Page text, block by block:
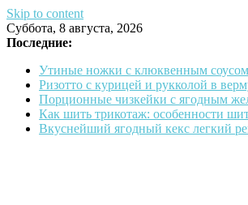
Skip to content
Суббота, 8 августа, 2026
Последние:
Утиные ножки с клюквенным соусом
Ризотто с курицей и рукколой в
Порционные чизкейки с ягодным
Как шить трикотаж: особенности
Вкуснейший ягодный кекс легкий